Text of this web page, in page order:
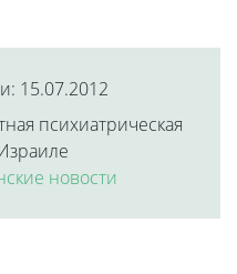
15.07.2012
психиатрическая
новости